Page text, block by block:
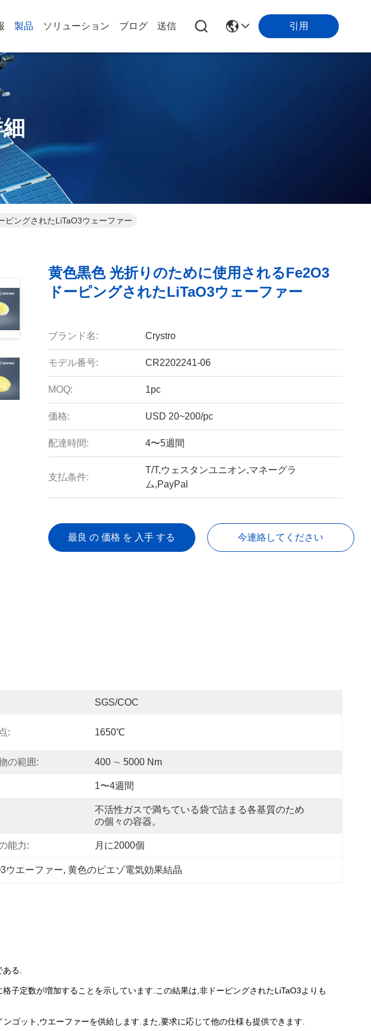
製品 ソリューション ブログ 送信 引用
ングされたLiTaO3ウェーファー
黄色黒色 光折りのために使用されるFe2O3
ドーピングされたLiTaO3ウェーファー
ブランド名: Crystro
モデル番号: CR2202241-06
MOQ: 1pc
価格: USD 20~200/pc
配達時間: 4〜5週間
支払条件:
T/T,ウェスタンユニオン,マネーグラ
ム,PayPal
最良 の 価格 を 入手 する 今連絡してください
SGS/COC
: 1650℃
の範囲: 400 ∼ 5000 Nm
1〜4週間
不活性ガスで満ちている袋で詰まる各基質のため
の個々の容器。
能力: 月に2000個
ウエーファー, 黄色のピエゾ電気効果結晶
る.
子定数が増加することを示しています.この結果は,非ドーピングされたLiTaO3よりも
ゴット,ウエーファーを供給します.また,要求に応じて他の仕様も提供できます.